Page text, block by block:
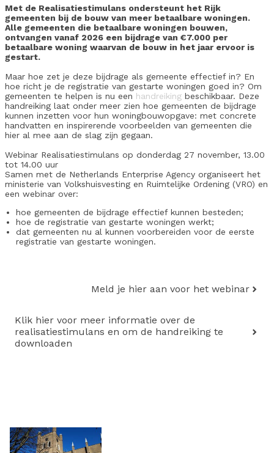
Met de Realisatiestimulans ondersteunt het Rijk
gemeenten bij de bouw van meer betaalbare woningen.
Alle gemeenten die betaalbare woningen bouwen,
ontvangen vanaf 2026 een bijdrage van €7.000 per
betaalbare woning waarvan de bouw in het jaar ervoor is
gestart.
Maar hoe zet je deze bijdrage als gemeente effectief in? En
hoe richt je de registratie van gestarte woningen goed in? Om
gemeenten te helpen is nu een handreiking beschikbaar. Deze
handreiking laat onder meer zien hoe gemeenten de bijdrage
kunnen inzetten voor hun woningbouwopgave: met concrete
handvatten en inspirerende voorbeelden van gemeenten die
hier al mee aan de slag zijn gegaan.
Webinar Realisatiestimulans op donderdag 27 november, 13.00
tot 14.00 uur
Samen met de Netherlands Enterprise Agency organiseert het
ministerie van Volkshuisvesting en Ruimtelijke Ordening (VRO) en
een webinar over:
hoe gemeenten de bijdrage effectief kunnen besteden;
hoe de registratie van gestarte woningen werkt;
dat gemeenten nu al kunnen voorbereiden voor de eerste
registratie van gestarte woningen.
Meld je hier aan voor het webinar
Klik hier voor meer informatie over de
realisatiestimulans en om de handreiking te
downloaden